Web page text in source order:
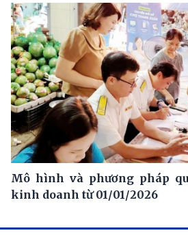
Mô hình và phương pháp
kinh doanh từ 01/01/2026